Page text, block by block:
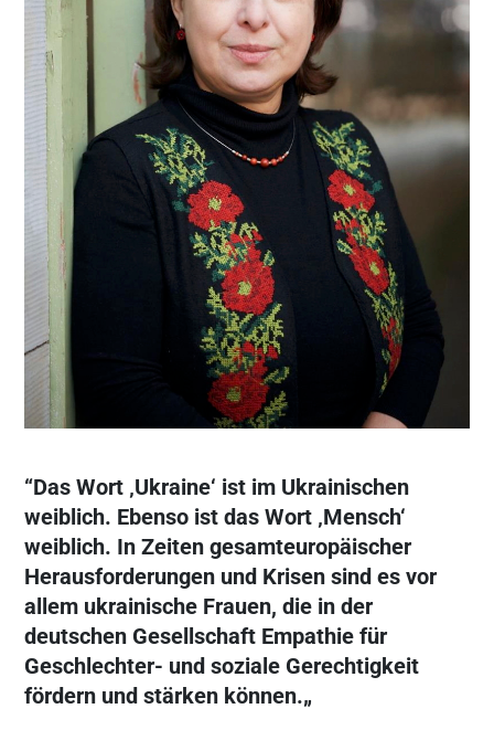
“Das Wort ‚Ukraine‘ ist im Ukrainischen
weiblich. Ebenso ist das Wort ‚Mensch‘
weiblich. In Zeiten gesamteuropäischer
Herausforderungen und Krisen sind es vor
allem ukrainische Frauen, die in der
deutschen Gesellschaft Empathie für
Geschlechter- und soziale Gerechtigkeit
fördern und stärken können.„